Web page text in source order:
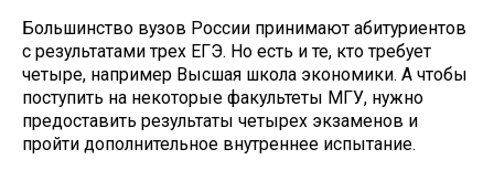
Большинство вузов России принимают абитуриентов
с результатами трех ЕГЭ. Но есть и те, кто требует
четыре, например Высшая школа экономики. А чтобы
поступить на некоторые факультеты МГУ, нужно
предоставить результаты четырех экзаменов и
пройти дополнительное внутреннее испытание.